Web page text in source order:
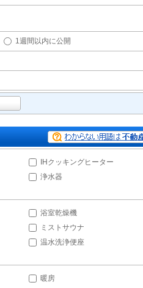
1週間以内に公開
IHクッキングヒーター
浄水器
浴室乾燥機
ミストサウナ
温水洗浄便座
暖房